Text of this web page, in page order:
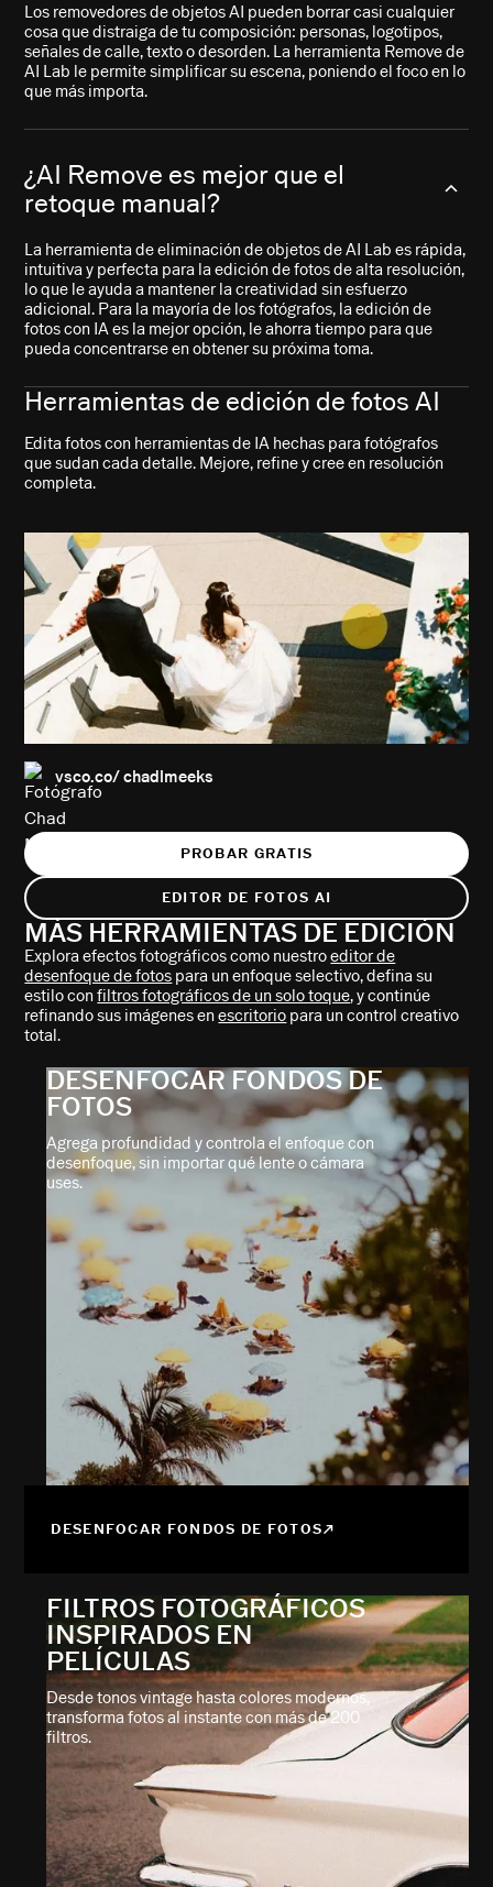
Los removedores de objetos AI pueden borrar casi cualquier
cosa que distraiga de tu composición: personas, logotipos,
señales de calle, texto o desorden. La herramienta Remove de
AI Lab le permite simplificar su escena, poniendo el foco en lo
que más importa.
¿AI Remove es mejor que el
retoque manual?
La herramienta de eliminación de objetos de AI Lab es rápida,
intuitiva y perfecta para la edición de fotos de alta resolución,
lo que le ayuda a mantener la creatividad sin esfuerzo
adicional. Para la mayoría de los fotógrafos, la edición de
fotos con IA es la mejor opción, le ahorra tiempo para que
pueda concentrarse en obtener su próxima toma.
Herramientas de edición de fotos AI
Edita fotos con herramientas de IA hechas para fotógrafos
que sudan cada detalle. Mejore, refine y cree en resolución
completa.
vsco.co/ chadlmeeks
PROBAR GRATIS
EDITOR DE FOTOS AI
MÁS HERRAMIENTAS DE EDICIÓN
Explora efectos fotográficos como nuestroeditor de
desenfoque de fotos para un enfoque selectivo, defina su
estilo confiltros fotográficos de un solo toque, y continúe
refinando sus imágenes enescritorio para un control creativo
total.
DESENFOCAR FONDOS DE
FOTOS
Agrega profundidad y controla el enfoque con
desenfoque, sin importar qué lente o cámara
uses.
DESENFOCAR FONDOS DE FOTOS
FILTROS FOTOGRÁFICOS
INSPIRADOS EN
PELÍCULAS
Desde tonos vintage hasta colores modernos,
transforma fotos al instante con más de 200
filtros.